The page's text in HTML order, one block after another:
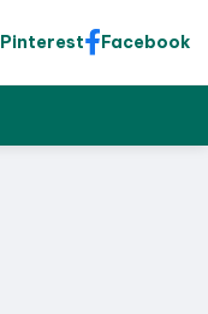
Pinterest Facebook